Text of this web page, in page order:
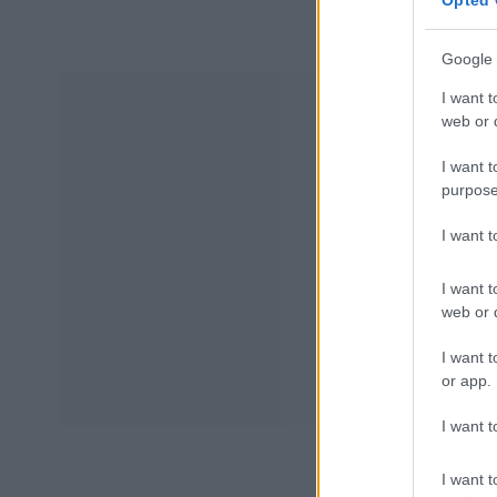
Google
I want
web or
I want
I want
I want
web or
I want
or app.
I want
I want